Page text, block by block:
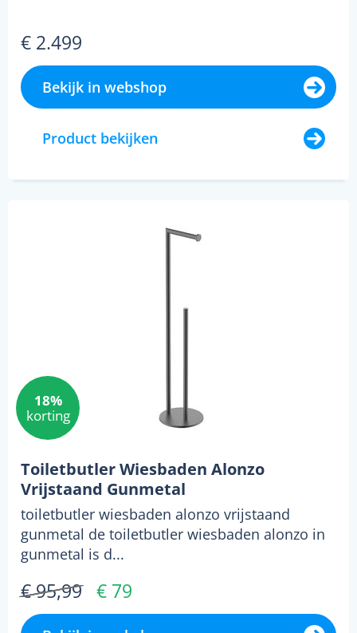
€ 2.499
Bekijk in webshop
Product bekijken
18%
korting
Toiletbutler Wiesbaden Alonzo
Vrijstaand Gunmetal
toiletbutler wiesbaden alonzo vrijstaand
gunmetal de toiletbutler wiesbaden alonzo in
gunmetal is d...
€ 95,99 € 79